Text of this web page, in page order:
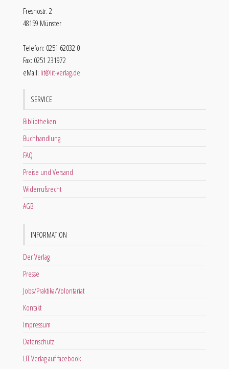
Fresnostr. 2
48159 Münster
Telefon: 0251 62032 0
Fax: 0251 231972
eMail: lit@lit-verlag.de
SERVICE
Bibliotheken
Buchhandlung
FAQ
Preise und Versand
Widerrufsrecht
AGB
INFORMATION
Der Verlag
Presse
Jobs/Praktika/Volontariat
Kontakt
Impressum
Datenschutz
LIT Verlag auf facebook